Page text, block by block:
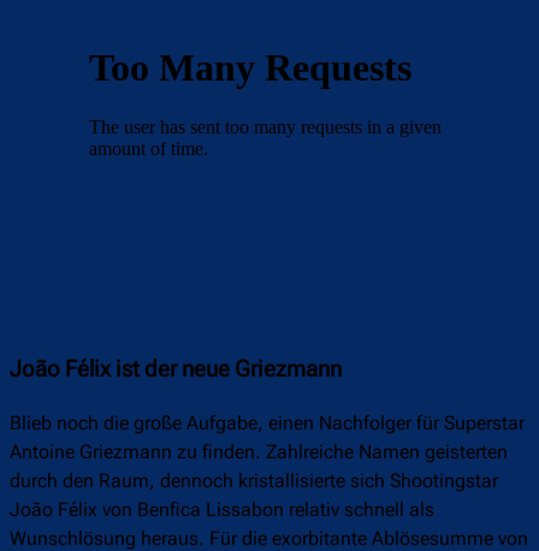
João Félix ist der neue Griezmann
Blieb noch die große Aufgabe, einen Nachfolger für Superstar
Antoine Griezmann zu finden. Zahlreiche Namen geisterten
durch den Raum, dennoch kristallisierte sich Shootingstar
João Félix von Benfica Lissabon relativ schnell als
Wunschlösung heraus. Für die exorbitante Ablösesumme von